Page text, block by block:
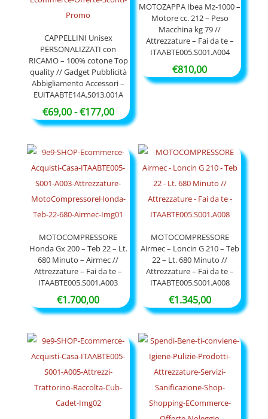
CAPPELLINI Unisex
PERSONALIZZATI con
RICAMO – 100% cotone Top
quality // Gadget Pubblicità
Abbigliamento Accessori –
EUITAABTE14A.S013.001A
€69,00-€177,00Fascia
di
prezzo:
da
€69,00
a
€177,00
MOTOZAPPA Ibea Mz-1000 –
Motore cc. 212 – Peso
Macchina kg 79 //
Attrezzature – Fai da te –
ITAABTE005.S001.A004
€810,00
MOTOCOMPRESSORE
Honda Gx 200 – Teb 22 – Lt.
680 Minuto – Airmec //
Attrezzature – Fai da te –
ITAABTE005.S001.A003
€1.700,00
MOTOCOMPRESSORE
Airmec – Loncin G 210 – Teb
22 – Lt. 680 Minuto //
Attrezzature – Fai da te –
ITAABTE005.S001.A008
€1.345,00